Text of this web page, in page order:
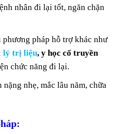
nhân đi lại tốt, ngăn chặn
pháp hỗ trợ khác như
lý trị liệu, y học cổ truyền
chức năng đi lại.
nhẹ, mắc lâu năm, chữa